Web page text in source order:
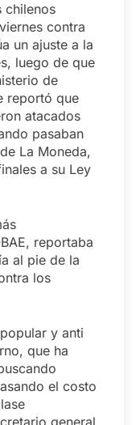
chilenos
contra
un ajuste a la
luego de que
de
reportó que
atacados
pasaban
La Moneda,
a su Ley
reportaba
al pie de la
los
y anti
que ha
el costo